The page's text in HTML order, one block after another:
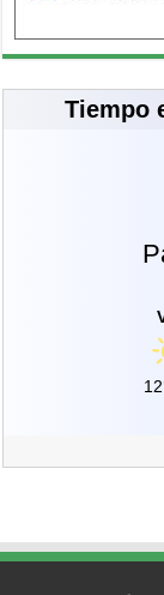
Tiempo